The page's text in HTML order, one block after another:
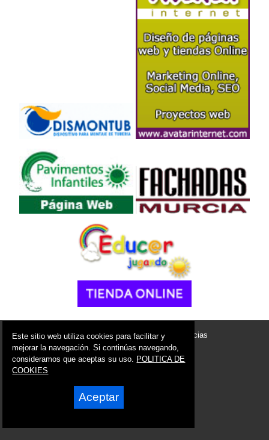
© 2006 - 2026 Portal de Las Torres de Cotillas Noticias
info@portaldelastorresdecotillas.es
Síguenos en:
Este sitio web utiliza cookies para facilitar y
mejorar la navegación. Si continúas navegando,
consideramos que aceptas su uso. POLITICA DE
COOKIES
Aceptar